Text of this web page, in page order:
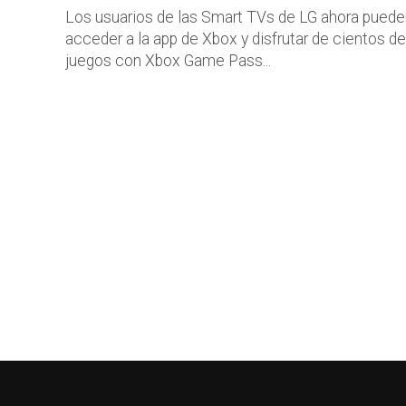
Los usuarios de las Smart TVs de LG ahora
acceder a la app de Xbox y disfrutar de cientos de
juegos con Xbox Game Pass...